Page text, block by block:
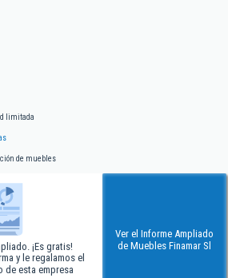
limitada
de muebles
¡Es gratis!
y le regalamos el
de esta empresa
Ver el Informe Ampliado
de Muebles Finamar Sl